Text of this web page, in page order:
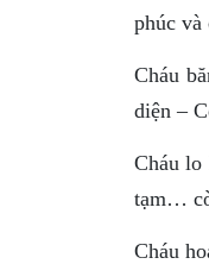
phúc và
Cháu
diện –
Cháu lo
tạm…
Cháu